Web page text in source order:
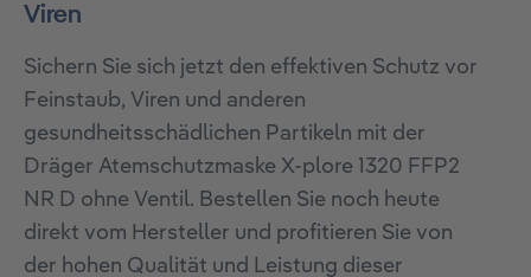
Viren
Sichern Sie sich jetzt den effektiven Schutz vor
Feinstaub, Viren und anderen
gesundheitsschädlichen Partikeln mit der
Dräger Atemschutzmaske X-plore 1320 FFP2
NR D ohne Ventil. Bestellen Sie noch heute
direkt vom Hersteller und profitieren Sie von
der hohen Qualität und Leistung dieser